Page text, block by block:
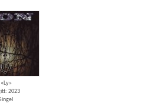
«Ly»
2023